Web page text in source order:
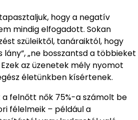
hogy a negatív
mindig elfogadott. Sokan
szüleiktől, tanáraiktól, hogy
lány”, „ne bosszantsd a többieket
az üzenetek mély nyomot
életünkben kísértenek.
a felnőtt nők 75%-a számolt be
félelmeik – például a